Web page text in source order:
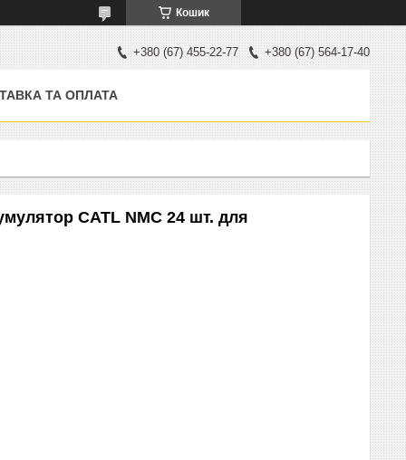
Кошик
+380 (67) 455-22-77 +380 (67) 564-17-40
ТА ОПЛАТА
CATL NMC 24 шт. для